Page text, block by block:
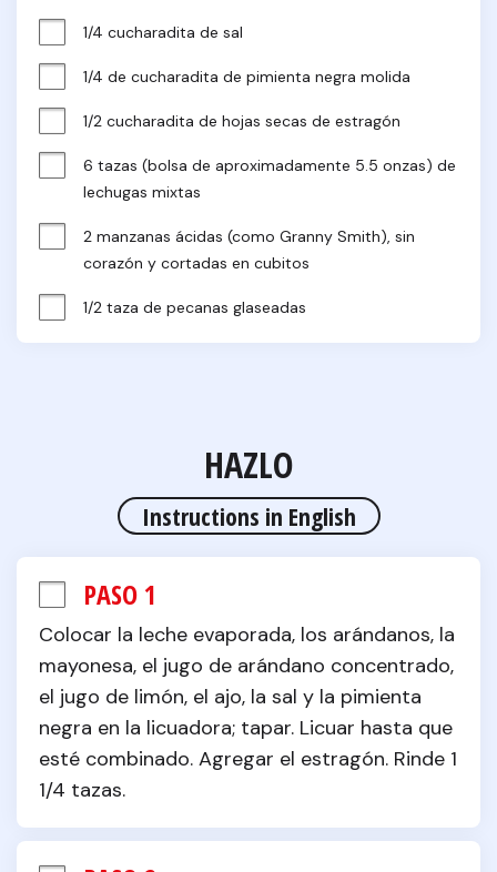
1/4 cucharadita de sal
1/4 de cucharadita de pimienta negra molida
1/2 cucharadita de hojas secas de estragón
6 tazas (bolsa de aproximadamente 5.5 onzas) de
lechugas mixtas
2 manzanas ácidas (como Granny Smith), sin
corazón y cortadas en cubitos
1/2 taza de pecanas glaseadas
HAZLO
Instructions in English
PASO 1
Colocar la leche evaporada, los arándanos, la
mayonesa, el jugo de arándano concentrado,
el jugo de limón, el ajo, la sal y la pimienta
negra en la licuadora; tapar. Licuar hasta que
esté combinado. Agregar el estragón. Rinde 1
1/4 tazas.